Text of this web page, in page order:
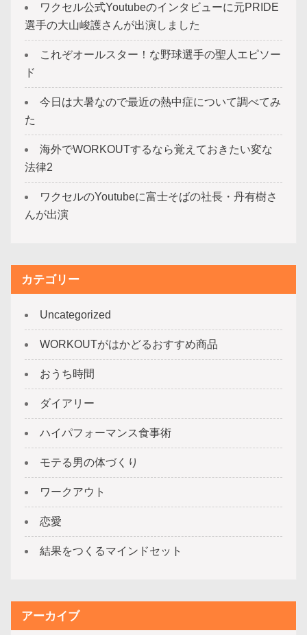
ワクセル公式Youtubeのインタビューに元PRIDE
選手の大山峻護さんが出演しました
これぞオールスター！な野球選手の聖人エピソー
ド
今日は大暑なので最近の熱中症について調べてみ
た
海外でWORKOUTするなら覚えておきたい変な
法律2
ワクセルのYoutubeに富士そばの社長・丹有樹さ
んが出演
カテゴリー
Uncategorized
WORKOUTがはかどるおすすめ商品
おうち時間
ダイアリー
ハイパフォーマンス食事術
モテる男の体づくり
ワークアウト
恋愛
結果をつくるマインドセット
アーカイブ